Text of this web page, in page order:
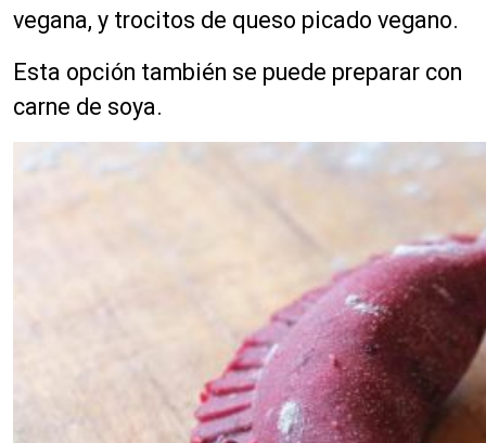
vegana, y trocitos de queso picado vegano.
Esta opción también se puede preparar con
carne de soya.